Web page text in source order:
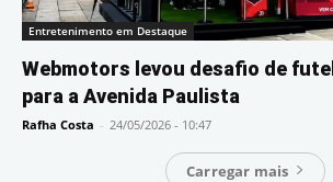
Entretenimento em Destaque
Webmotors levou desafio de
para a Avenida Paulista
Rafha Costa - 24/05/2026 - 10:47
Carregar mais